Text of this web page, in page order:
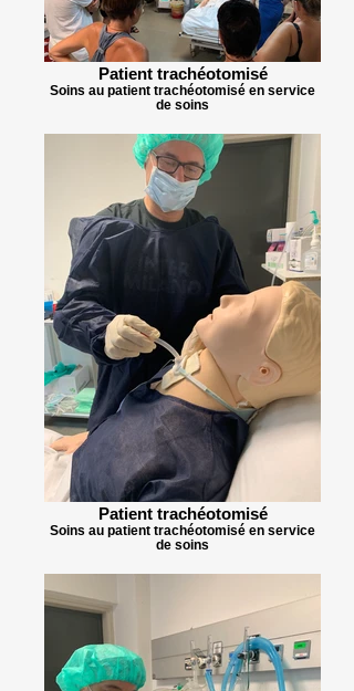
Patient trachéotomisé
Soins au patient trachéotomisé en service
de soins
Patient trachéotomisé
Soins au patient trachéotomisé en service
de soins